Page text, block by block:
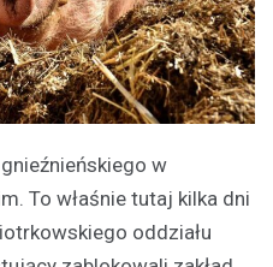
w
To właśnie tutaj kilka dni
oddziału